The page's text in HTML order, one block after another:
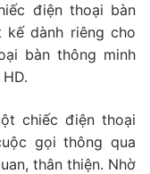
điện thoại bàn
kế dành riêng cho
bàn thông minh
chiếc điện thoại
gọi thông qua
thân thiện. Nhờ